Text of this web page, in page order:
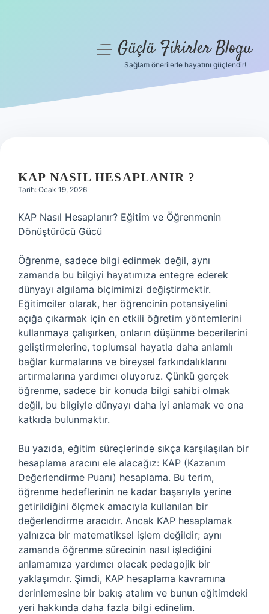
Hakkımızda
menüyüGüçlü Fikirler Blogu
Sağlam önerilerle hayatını güçlendir!
KAP NASIL HESAPLANIR ?
Tarih: Ocak 19, 2026
KAP Nasıl Hesaplanır? Eğitim ve Öğrenmenin
Dönüştürücü Gücü
Öğrenme, sadece bilgi edinmek değil, aynı
zamanda bu bilgiyi hayatımıza entegre ederek
dünyayı algılama biçimimizi değiştirmektir.
Eğitimciler olarak, her öğrencinin potansiyelini
açığa çıkarmak için en etkili öğretim yöntemlerini
kullanmaya çalışırken, onların düşünme becerilerini
geliştirmelerine, toplumsal hayatla daha anlamlı
bağlar kurmalarına ve bireysel farkındalıklarını
artırmalarına yardımcı oluyoruz. Çünkü gerçek
öğrenme, sadece bir konuda bilgi sahibi olmak
değil, bu bilgiyle dünyayı daha iyi anlamak ve ona
katkıda bulunmaktır.
Bu yazıda, eğitim süreçlerinde sıkça karşılaşılan bir
hesaplama aracını ele alacağız: KAP (Kazanım
Değerlendirme Puanı) hesaplama. Bu terim,
öğrenme hedeflerinin ne kadar başarıyla yerine
getirildiğini ölçmek amacıyla kullanılan bir
değerlendirme aracıdır. Ancak KAP hesaplamak
yalnızca bir matematiksel işlem değildir; aynı
zamanda öğrenme sürecinin nasıl işlediğini
anlamamıza yardımcı olacak pedagojik bir
yaklaşımdır. Şimdi, KAP hesaplama kavramına
derinlemesine bir bakış atalım ve bunun eğitimdeki
yeri hakkında daha fazla bilgi edinelim.